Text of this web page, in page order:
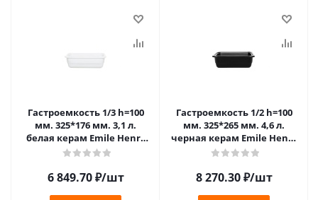
Гастроемкость 1/3 h=100
мм. 325*176 мм. 3,1 л.
белая керам Emile Henry
/1/3/210/ ТП
6 849.70₽/шт
Гастроемкость 1/2 h=100
мм. 325*265 мм. 4,6 л.
черная керам Emile Henry
/1/2/140/ ТП
8 270.30₽/шт